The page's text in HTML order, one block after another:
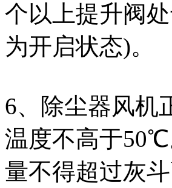
个以上提升阀
为开启状态)。
6、除尘器风机
温度不高于
量不得超过灰